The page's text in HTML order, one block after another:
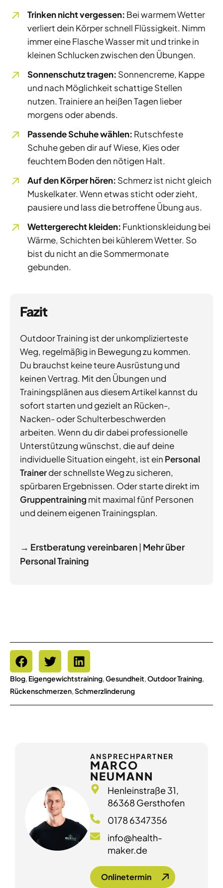
Trinken nicht vergessen: Bei warmem Wetter
verliert dein Körper schnell Flüssigkeit. Nimm
immer eine Flasche Wasser mit und trinke in
kleinen Schlucken zwischen den Übungen.
Sonnenschutz tragen: Sonnencreme, Kappe
und nach Möglichkeit schattige Stellen
nutzen. Trainiere an heißen Tagen lieber
morgens oder abends.
Passende Schuhe wählen: Rutschfeste
Schuhe geben dir auf Wiese, Kies oder
feuchtem Boden den nötigen Halt.
Auf den Körper hören: Schmerz ist nicht gleich
Muskelkater. Wenn etwas sticht oder zieht,
pausiere und lass die betroffene Übung aus.
Wettergerecht kleiden: Funktionskleidung bei
Wärme, Schichten bei kühlerem Wetter. So
bist du nicht an die Sommermonate
gebunden.
Fazit
Outdoor Training ist der unkomplizierteste
Weg, regelmäßig in Bewegung zu kommen.
Du brauchst keine teure Ausrüstung und
keinen Vertrag. Mit den Übungen und
Trainingsplänen aus diesem Artikel kannst du
sofort starten und gezielt an Rücken-,
Nacken- oder Schulterbeschwerden
arbeiten. Wenn du dir dabei professionelle
Unterstützung wünschst, die auf deine
individuelle Situation eingeht, ist ein Personal
Trainerder schnellste Weg zu sicheren,
spürbaren Ergebnissen. Oder starte direkt im
Gruppentraining mit maximal fünf Personen
und deinem eigenen Trainingsplan.
→ Erstberatung vereinbaren | Mehr über
Personal Training
Blog, Eigengewichtstraining,Gesundheit,Outdoor Training,
Rückenschmerzen,Schmerzlinderung
ANSPRECHPARTNER
MARCO
NEUMANN
Henleinstraße 31,
86368 Gersthofen
0178 6347356
info@health-
maker.de
Onlinetermin